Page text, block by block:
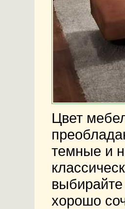
Цвет
темные и
хорошо